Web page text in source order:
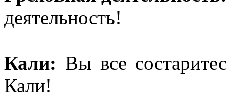
деятельность!
Кали: Вы все
Кали!